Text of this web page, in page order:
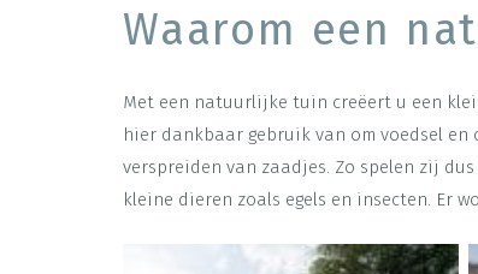
Waarom een
Met een natuurlijke tuin creëert u een
hier dankbaar gebruik van om voedsel
verspreiden van zaadjes. Zo spelen zij
kleine dieren zoals egels en insecten. Er